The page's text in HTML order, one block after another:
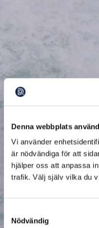
Denna webbplats
Vi använder
är nödvändiga för att
hjälper oss att anpassa
trafik. Välj själv vilka du
Nödvändig